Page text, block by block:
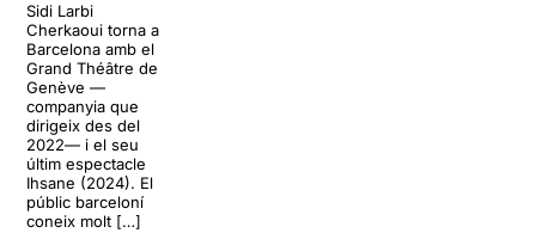
Sidi Larbi
Cherkaoui torna a
Barcelona amb el
Grand Théâtre de
Genève —
companyia que
dirigeix des del
2022— i el seu
últim espectacle
Ihsane (2024). El
públic barceloní
coneix molt […]